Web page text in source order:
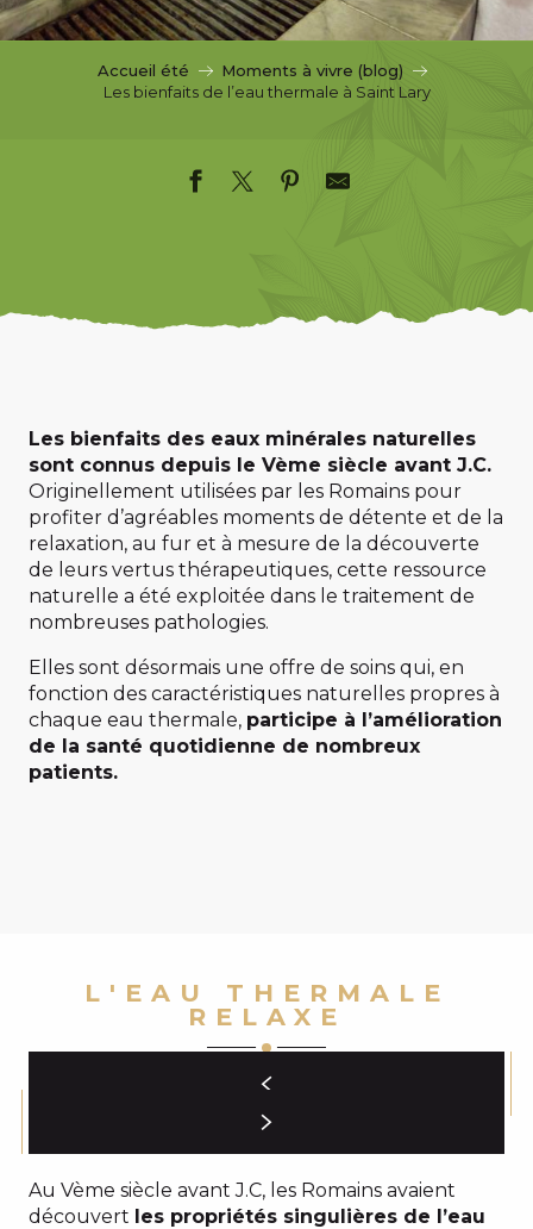
i
Accueil été
Moments à vivre (blog)
Les bienfaits de l’eau thermale à Saint Lary
Les bienfaits des eaux minérales naturelles
sont connus depuis le Vème siècle avant J.C.
Originellement utilisées par les Romains pour
profiter d’agréables moments de détente et de la
relaxation, au fur et à mesure de la découverte
de leurs vertus thérapeutiques, cette ressource
naturelle a été exploitée dans le traitement de
nombreuses pathologies.
Elles sont désormais une offre de soins qui, en
fonction des caractéristiques naturelles propres à
chaque eau thermale, participe à l’amélioration
de la santé quotidienne de nombreux
patients.
L'EAU THERMALE
RELAXE
Au Vème siècle avant J.C, les Romains avaient
découvert les propriétés singulières de l’eau